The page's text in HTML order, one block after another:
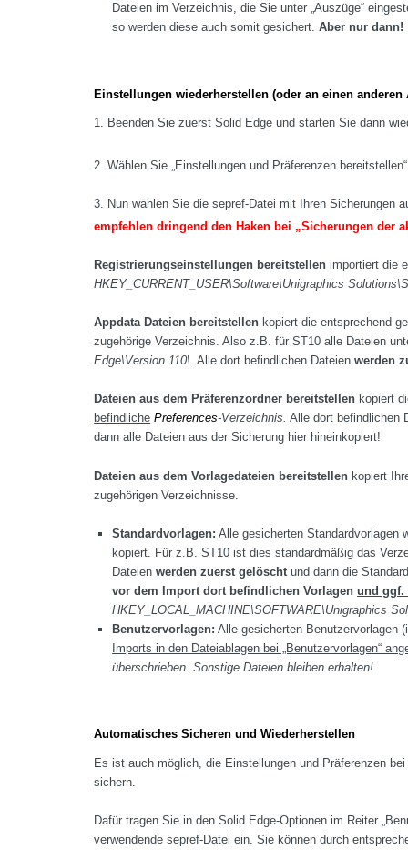
Dateien im Verzeichnis, die Sie unter „Auszüge“
so werden diese auch somit gesichert.Aber nur dann!
Einstellungen wiederherstellen (oder an einen
1. Beenden Sie zuerst Solid Edge und starten Sie dann
2. Wählen Sie „Einstellungen und Präferenzen
3. Nun wählen Sie die sepref-Datei mit Ihren Sicherungen
empfehlen dringend den Haken bei „Sicherungen
Registrierungseinstellungen bereitstellen importiert die
HKEY_CURRENT_USER\Software\Unigraphics
Appdata Dateien bereitstellen kopiert die entsprechend
zugehörige Verzeichnis. Also z.B. für ST10 alle Dateien
Edge\Version 110\. Alle dort befindlichen Dateienwerden
Dateien aus dem Präferenzordner bereitstellen kopiert
befindliche Preferences-Verzeichnis. Alle dort befindlichen
dann alle Dateien aus der Sicherung hier hineinkopiert!
Dateien aus dem Vorlagedateien bereitstellen kopiert
zugehörigen Verzeichnisse.
Standardvorlagen: Alle gesicherten Standardvorlagen
kopiert. Für z.B. ST10 ist dies standardmäßig das
Dateienwerden zuerst gelöscht und dann die
vor dem Import dort befindlichen Vorlagenund ggf.
HKEY_LOCAL_MACHINE\SOFTWARE\Unigraphics
Benutzervorlagen: Alle gesicherten Benutzervorlagen
Imports in den Dateiablagen bei „Benutzervorlagen“
überschrieben. Sonstige Dateien bleiben erhalten!
Automatisches Sicheren und Wiederherstellen
Es ist auch möglich, die Einstellungen und Präferenzen
sichern.
Dafür tragen Sie in den Solid Edge-Optionen im Reiter
verwendende sepref-Datei ein. Sie können durch